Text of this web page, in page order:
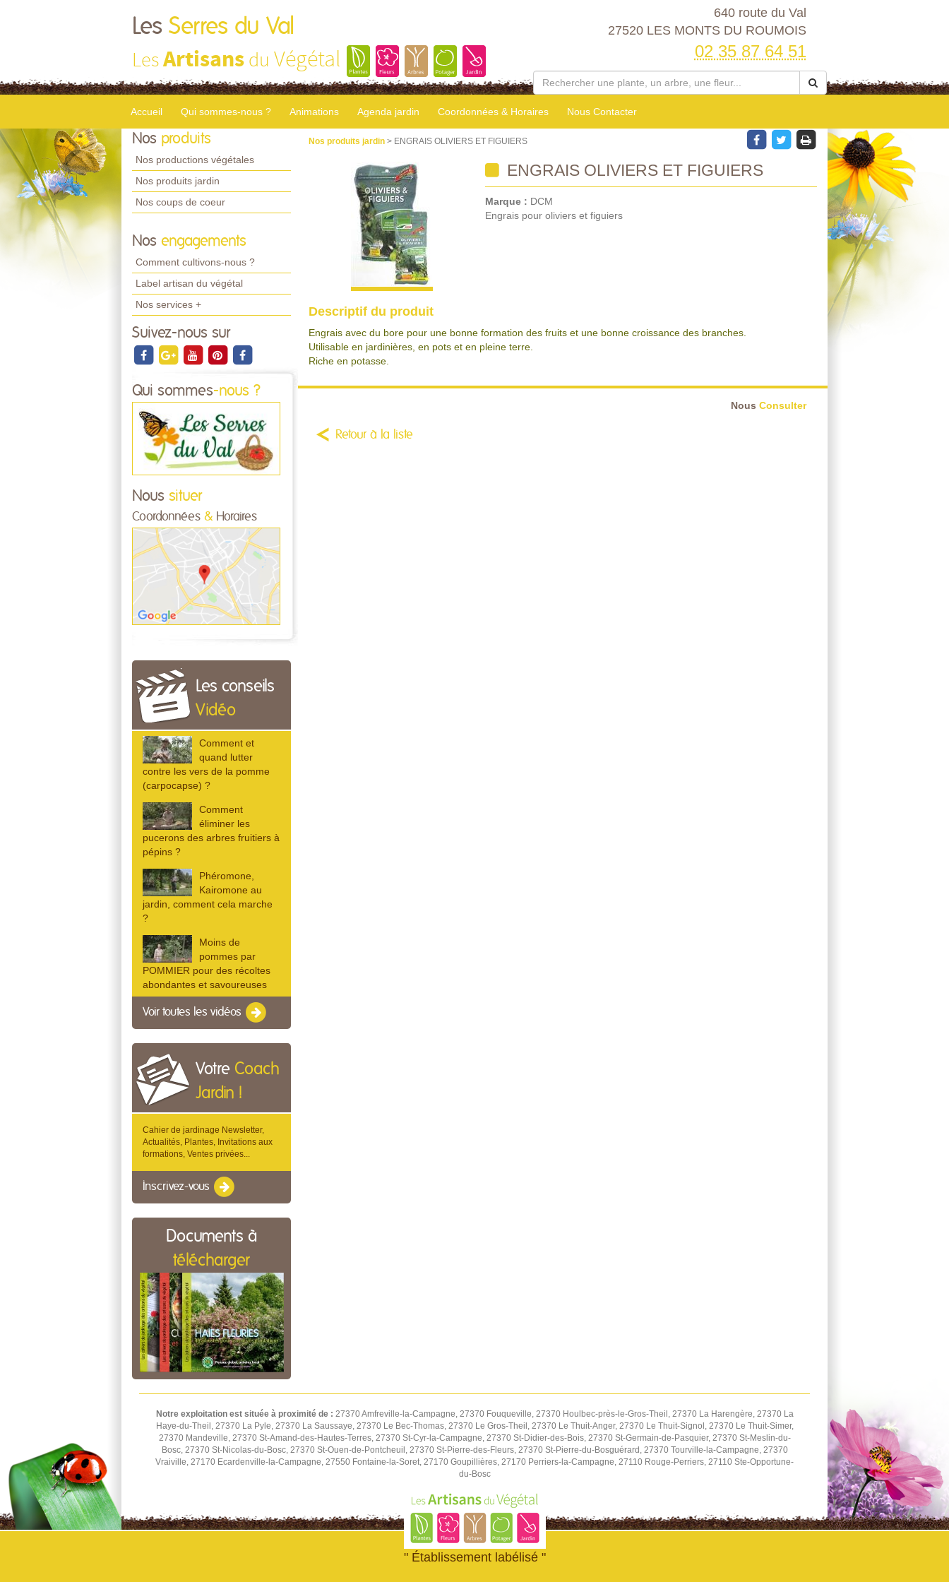
Les Serres du Val
LesArtisans du Végétal
640 route du Val
27520 LES MONTS DU ROUMOIS
02 35 87 64 51
Accueil Qui sommes-nous ? Animations Agenda jardin Coordonnées & Horaires Nous Contacter
Nos produits
Nos productions végétales
Nos produits jardin
Nos coups de coeur
Nos engagements
Comment cultivons-nous ?
Label artisan du végétal
Nos services +
Suivez-nous sur
Qui sommes-nous ?
Nous situer
Coordonnées & Horaires
Les conseils
Vidéo
Comment et
quand lutter
contre les vers de la pomme
(carpocapse) ?
Comment
éliminer les
pucerons des arbres fruitiers à
pépins ?
Phéromone,
Kairomone au
jardin, comment cela marche
?
Moins de
pommes par
POMMIER pour des récoltes
abondantes et savoureuses
Voir toutes les vidéos
Votre Coach
Jardin !
Cahier de jardinage Newsletter,
Actualités, Plantes, Invitations aux
formations, Ventes privées...
Inscrivez-vous
Documents à
télécharger
Nos produits jardin > ENGRAIS OLIVIERS ET FIGUIERS
ENGRAIS OLIVIERS ET FIGUIERS
Marque : DCM
Engrais pour oliviers et figuiers
Descriptif du produit
Engrais avec du bore pour une bonne formation des fruits et une bonne croissance des branches.
Utilisable en jardinières, en pots et en pleine terre.
Riche en potasse.
Nous Consulter
Retour à la liste
Notre exploitation est située à proximité de : 27370 Amfreville-la-Campagne, 27370 Fouqueville, 27370 Houlbec-près-le-Gros-Theil, 27370 La Harengère, 27370 La
Haye-du-Theil, 27370 La Pyle, 27370 La Saussaye, 27370 Le Bec-Thomas, 27370 Le Gros-Theil, 27370 Le Thuit-Anger, 27370 Le Thuit-Signol, 27370 Le Thuit-Simer,
27370 Mandeville, 27370 St-Amand-des-Hautes-Terres, 27370 St-Cyr-la-Campagne, 27370 St-Didier-des-Bois, 27370 St-Germain-de-Pasquier, 27370 St-Meslin-du-
Bosc, 27370 St-Nicolas-du-Bosc, 27370 St-Ouen-de-Pontcheuil, 27370 St-Pierre-des-Fleurs, 27370 St-Pierre-du-Bosguérard, 27370 Tourville-la-Campagne, 27370
Vraiville, 27170 Ecardenville-la-Campagne, 27550 Fontaine-la-Soret, 27170 Goupillières, 27170 Perriers-la-Campagne, 27110 Rouge-Perriers, 27110 Ste-Opportune-
du-Bosc
" Établissement labélisé "